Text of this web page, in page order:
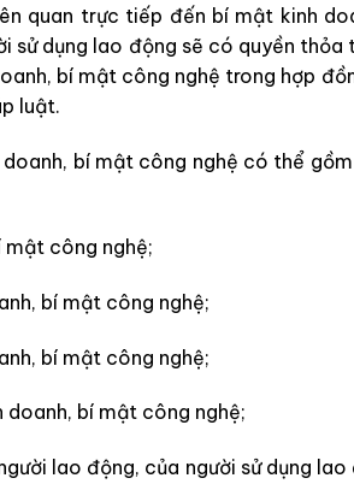
quan trực tiếp đến bí mật kinh
sử dụng lao động sẽ có quyền thỏa
bí mật công nghệ trong hợp
luật.
bí mật công nghệ có thể
mật công nghệ;
bí mật công nghệ;
bí mật công nghệ;
doanh, bí mật công nghệ;
lao động, của người sử dụng